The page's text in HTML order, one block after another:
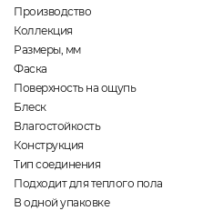
Производство
Коллекция
Размеры, мм
Фаска
Поверхность на ощупь
Блеск
Влагостойкость
Конструкция
Тип соединения
Подходит для теплого пола
В одной упаковке